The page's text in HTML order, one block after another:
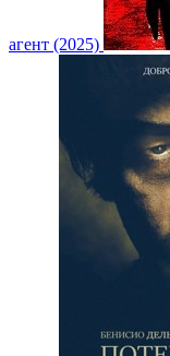
агент (2025)